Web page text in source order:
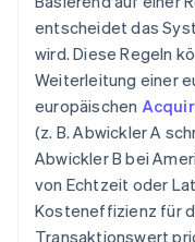
entscheidet das
wird. Diese Regeln
Weiterleitung einer
europäischen
(z. B. Abwickler A
Abwickler B bei
von Echtzeit oder
Kosteneffizienz für
Transaktionswert